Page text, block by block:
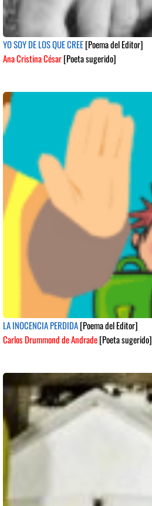
YO SOY DE LOS QUE CREE[Poema del Editor]
Ana Cristina César[Poeta sugerido]
LA INOCENCIA PERDIDA[Poema del Editor]
Carlos Drummond de Andrade[Poeta sugerido]